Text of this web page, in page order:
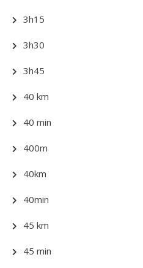
3h15
3h30
3h45
40 km
40 min
400m
40km
40min
45 km
45 min